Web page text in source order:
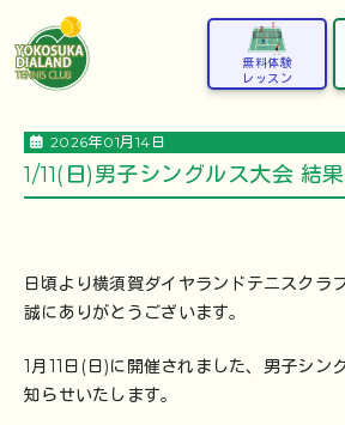
無料体験
レッスン
2026年01月14日
1/11(日)男子シングルス大会 結果
日頃より横須賀ダイヤランドテニスクラ
誠にありがとうございます。
1月11日(日)に開催されました、男子シン
知らせいたします。